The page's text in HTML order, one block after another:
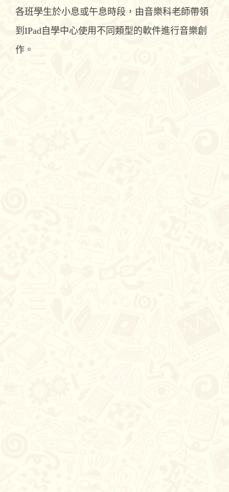
各班學生於小息或午息時段，由音樂科老師帶領
到IPad自學中心使用不同類型的軟件進行音樂創
作。